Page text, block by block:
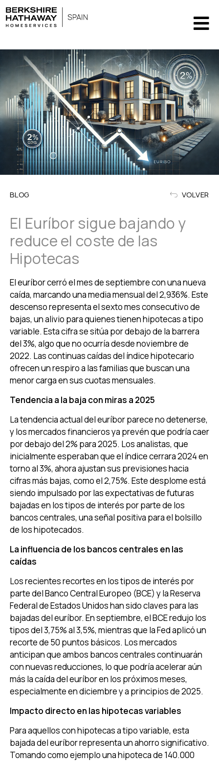
BLOG VOLVER
El Euríbor sigue bajando y
reduce el coste de las
Hipotecas
El euríbor cerró el mes de septiembre con una nueva
caída, marcando una media mensual del 2,936%. Este
descenso representa el sexto mes consecutivo de
bajas, un alivio para quienes tienen hipotecas a tipo
variable. Esta cifra se sitúa por debajo de la barrera
del 3%, algo que no ocurría desde noviembre de
2022. Las continuas caídas del índice hipotecario
ofrecen un respiro a las familias que buscan una
menor carga en sus cuotas mensuales.
Tendencia a la baja con miras a 2025
La tendencia actual del euríbor parece no detenerse,
y los mercados financieros ya prevén que podría caer
por debajo del 2% para 2025. Los analistas, que
inicialmente esperaban que el índice cerrara 2024 en
torno al 3%, ahora ajustan sus previsiones hacia
cifras más bajas, como el 2,75%. Este desplome está
siendo impulsado por las expectativas de futuras
bajadas en los tipos de interés por parte de los
bancos centrales, una señal positiva para el bolsillo
de los hipotecados.
La influencia de los bancos centrales en las
caídas
Los recientes recortes en los tipos de interés por
parte del Banco Central Europeo (BCE) y la Reserva
Federal de Estados Unidos han sido claves para las
bajadas del euríbor. En septiembre, el BCE redujo los
tipos del 3,75% al 3,5%, mientras que la Fed aplicó un
recorte de 50 puntos básicos. Los mercados
anticipan que ambos bancos centrales continuarán
con nuevas reducciones, lo que podría acelerar aún
más la caída del euríbor en los próximos meses,
especialmente en diciembre y a principios de 2025.
Impacto directo en las hipotecas variables
Para aquellos con hipotecas a tipo variable, esta
bajada del euríbor representa un ahorro significativo.
Tomando como ejemplo una hipoteca de 140.000